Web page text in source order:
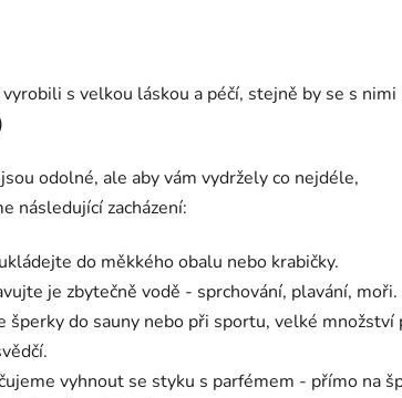
s velkou láskou a péčí, stejně by se s
odolné, ale aby vám vydržely co nejdéle,
následující zacházení:
do měkkého obalu nebo krabičky.
je zbytečně vodě - sprchování, plavání, moři.
šperky do sauny nebo při sportu, velké množství
vyhnout se styku s parfémem - přímo na